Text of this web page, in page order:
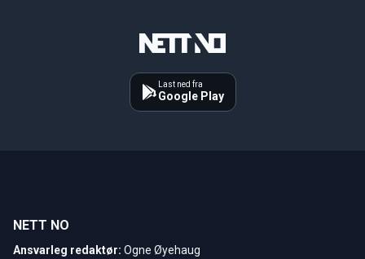
Last ned fra
Google Play
NETT NO
Ansvarleg redaktør: Ogne Øyehaug